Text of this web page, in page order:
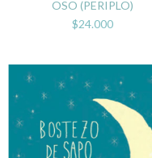
OSO (PERIPLO)
$24.000